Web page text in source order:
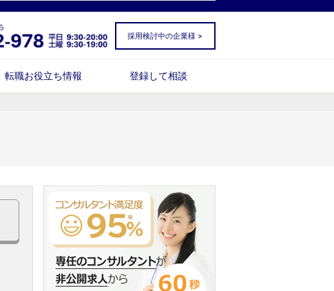
採用検討中の企業様 >
転職お役立ち情報 登録して相談